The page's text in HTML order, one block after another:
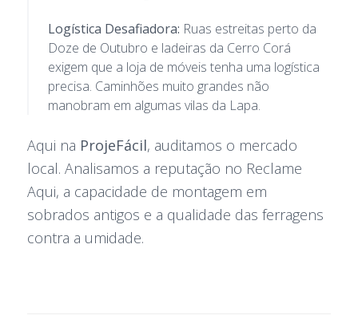
Logística Desafiadora: Ruas estreitas perto da
Doze de Outubro e ladeiras da Cerro Corá
exigem que a loja de móveis tenha uma logística
precisa. Caminhões muito grandes não
manobram em algumas vilas da Lapa.
Aqui na ProjeFácil, auditamos o mercado
local. Analisamos a reputação no Reclame
Aqui, a capacidade de montagem em
sobrados antigos e a qualidade das ferragens
contra a umidade.